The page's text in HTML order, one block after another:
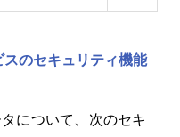
のセキュリティ機能
について、次のセキ